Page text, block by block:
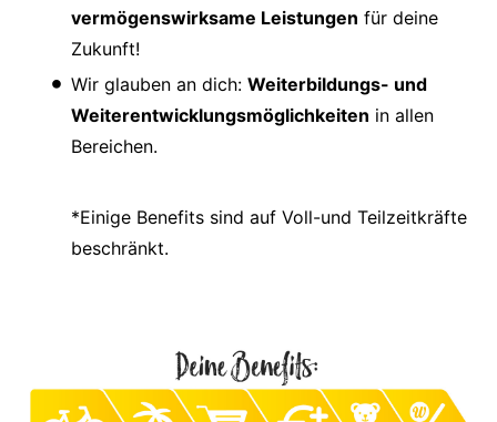
vermögenswirksame Leistungen für deine
Zukunft!
Wir glauben an dich: Weiterbildungs- und
Weiterentwicklungsmöglichkeiten in allen
Bereichen.
*Einige Benefits sind auf Voll-und Teilzeitkräfte
beschränkt.